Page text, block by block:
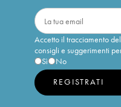
Accetto il tracciamento
consigli e suggerimenti
Sì
No
REGISTRATI